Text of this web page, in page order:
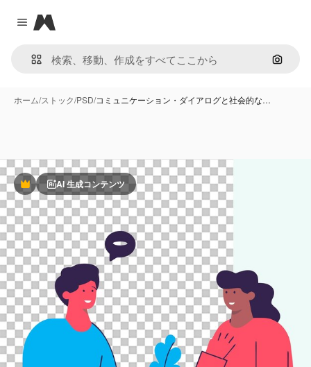
Close menu
Magnific
画像で
ホーム/ストック/PSD/コミュニケーション・ダイアログと社会的な…
PremiumAI 生成コンテンツ